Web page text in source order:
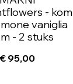
- kom
vaniglia
- 2 stuks
€ 95,00